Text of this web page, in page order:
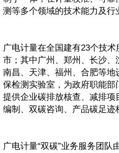
测等多个领域的技术能力及行
广电计量在全国建有23个技
市；其中广州、郑州、长沙、
南昌、天津、福州、合肥等
保检测实验室，为政府职能
提供企业碳排放核查、减排
编制、双碳咨询、产品碳足迹
广电计量“双碳”业务服务团队